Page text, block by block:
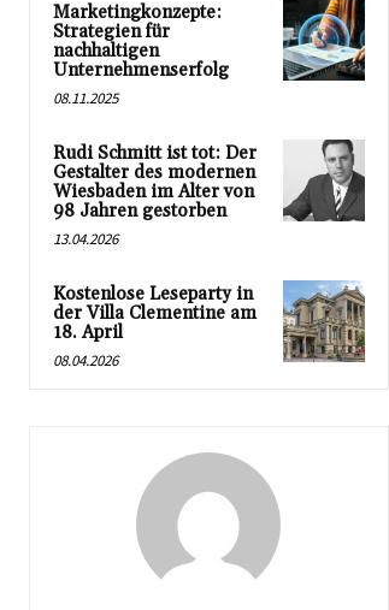
Marketingkonzepte:
Strategien für
nachhaltigen
Unternehmenserfolg
08.11.2025
Rudi Schmitt ist tot: Der
Gestalter des modernen
Wiesbaden im Alter von
98 Jahren gestorben
13.04.2026
Kostenlose Leseparty in
der Villa Clementine am
18. April
08.04.2026